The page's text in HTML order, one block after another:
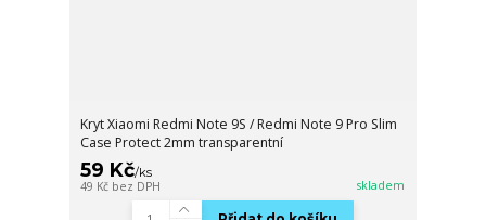
Kryt Xiaomi Redmi Note 9S / Redmi Note 9 Pro Slim
Case Protect 2mm transparentní
59 Kč/ks
49 Kč bez DPH skladem